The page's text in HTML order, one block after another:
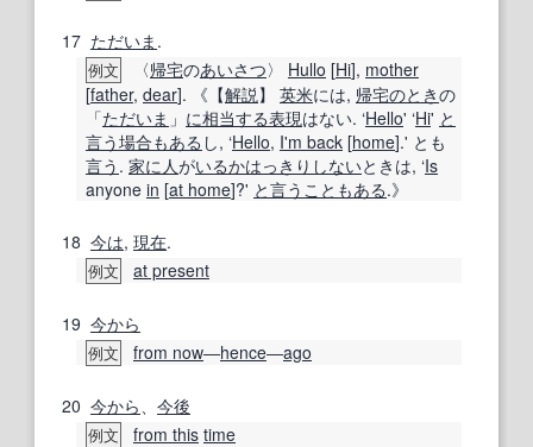
17 ただいま .
例文 〈帰宅のあいさつ〉 Hullo [Hi], mother
[father, dear]. 《【解説 】 英米には, 帰宅のときの
「ただいま 」 に相当する表現はない. ‘Hello' ‘Hi' と
言う場合もある し, ‘Hello, I'm back [home].' とも
言う . 家に 人がいるかはっきりしないときは, ‘Is
anyone in [at home]?' と言う こともある.》
18 今は, 現在.
例文 at present
19 今から
例文 from now―hence―ago
20 今から 今後
例文 from this time